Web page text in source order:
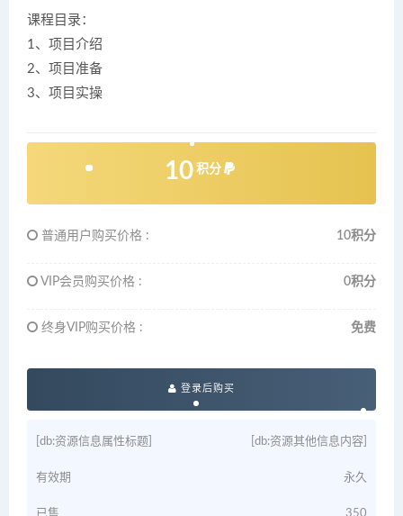
课程目录：
1、项目介绍
2、项目准备
3、项目实操
10 积分
普通用户购买价格 : 10积分
VIP会员购买价格 : 0积分
终身VIP购买价格 : 免费
登录后购买
[db:资源信息属性标题] [db:资源其他信息内容]
有效期 永久
已售 350